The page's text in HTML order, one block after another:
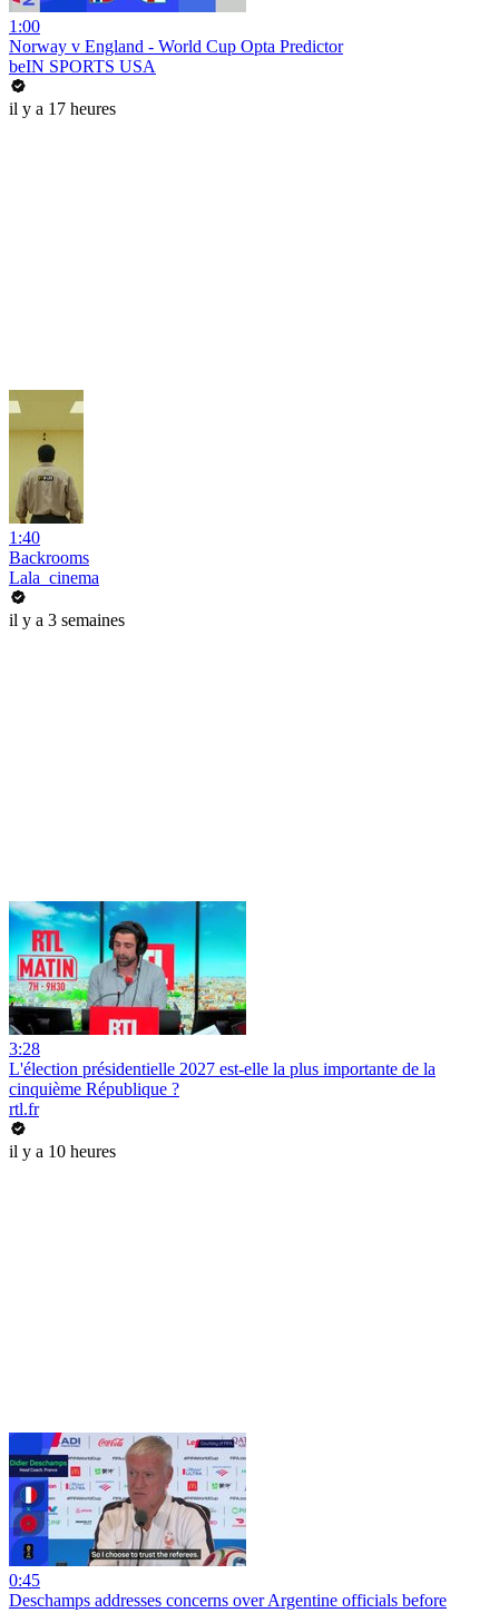
1:00
Norway v England - World Cup Opta Predictor
beIN SPORTS USA
il y a 17 heures
1:40
Backrooms
Lala_cinema
il y a 3 semaines
3:28
L'élection présidentielle 2027 est-elle la plus importante de la
cinquième République ?
rtl.fr
il y a 10 heures
0:45
Deschamps addresses concerns over Argentine officials before